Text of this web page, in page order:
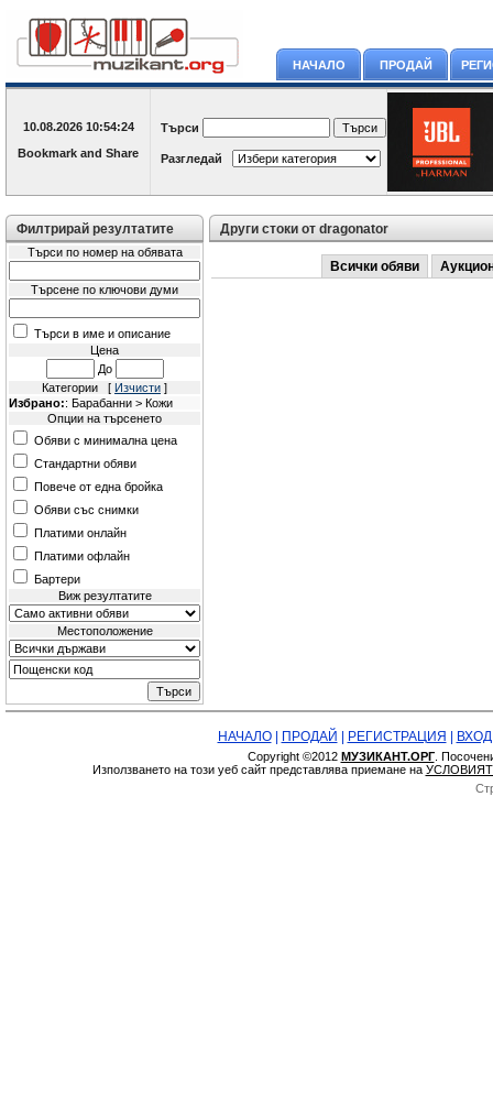
НАЧАЛО ПРОДАЙ
10.08.2026 10:54:24 Търси
Разгледай
Филтрирай резултатите
Търси по номер на обявата
Търсене по ключови думи
Търси в име и описание
Цена
До
Категории [ Изчисти ]
Избрано:: Барабанни > Кожи
Опции на търсенето
Обяви с минимална цена
Стандартни обяви
Повече от една бройка
Обяви със снимки
Платими онлайн
Платими офлайн
Бартери
Виж резултатите
Местоположение
Други стоки от dragonator
Всички обяви
НАЧАЛО| ПРОДАЙ РЕГИСТРАЦИЯ ВХОД
Copyright ©2012 МУЗИКАНТ.ОРГ.
Използването на този уеб сайт представлява приемане на